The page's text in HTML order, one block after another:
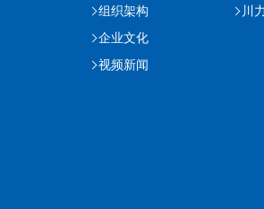
组织架构
企业文化
视频新闻
川